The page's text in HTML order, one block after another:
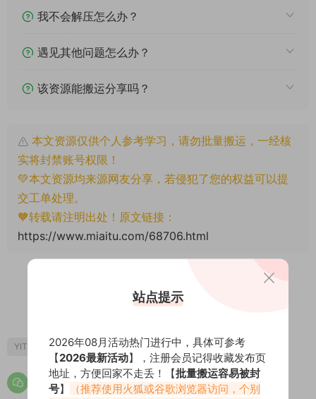
我不会解压怎么办？
遇见其他问题怎么办？
该资源能搬运分享吗？
本文资源仅供个人参考学习，请勿批量搬运，一经核
实将封禁账号权限！
💚本文资源均来源网友分享，若侵犯了您的权益可以提
交工单处理。
🧡转载请注明出处！原文链接：
https://www.miaitu.com/68706.html
0 0
YITUYU艺图语 艺图语
站点提示
2026年08月活动热门进行中，具体可参考
【2026最新活动】，注册会员记得收藏发布页
地址，方便回家不走丢！【批量搬运容易被封
号】
（推荐使用火狐或谷歌浏览器访问，个别